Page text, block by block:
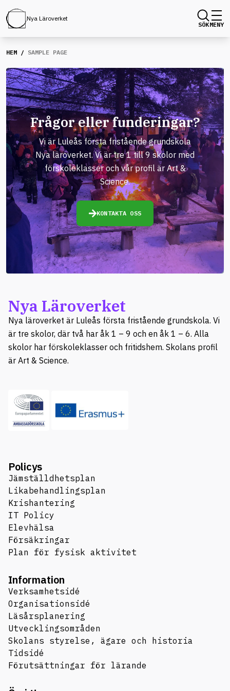
Nya Läroverket
SÖKMENY
HEM / SAMPLE PAGE
Frågor eller funderingar?
Vi är Luleås första fristående grundskola
Nya läroverket. Vi är tre 1 till 9 skolor med
förskoleklasser och vår profil är Art &
Science.
KONTAKTA OSS
Nya Läroverket
Nya läroverket är Luleås första fristående grundskola. Vi
är tre skolor, där två har åk 1 – 9 och en åk 1 – 6. Alla
skolor har förskoleklasser och fritidshem. Skolans profil
är Art & Science.
Policys
Jämställdhetsplan
Likabehandlingsplan
Krishantering
IT Policy
Elevhälsa
Försäkringar
Plan för fysisk aktivitet
Information
Verksamhetsidé
Organisationsidé
Läsårsplanering
Utvecklingsområden
Skolans styrelse, ägare och historia
Tidsidé
Förutsättningar för lärande